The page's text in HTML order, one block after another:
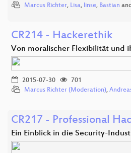
Marcus Richter, Lisa, linse, Bastian
CR214 - Hackerethik
Von moralischer Flexibilität und
2015-07-30
701
Marcus Richter (Moderation),
CR217 - Professional
Ein Einblick in die Security-